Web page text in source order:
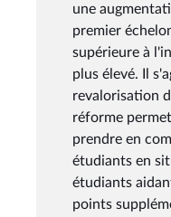
une
premier
supérieure à
plus élevé. Il
revalorisation
réforme
prendre en
étudiants en
étudiants
points